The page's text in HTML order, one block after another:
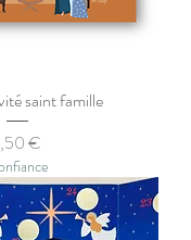
saint famille
€